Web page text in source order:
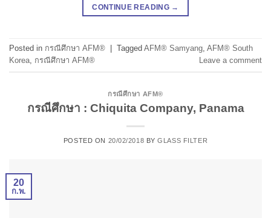
CONTINUE READING →
Posted in กรณีศึกษา AFM® Tagged AFM® Samyang, AFM® South
Korea, กรณีศึกษา AFM® Leave a comment
กรณีศึกษา AFM®
กรณีศึกษา : Chiquita Company, Panama
POSTED ON 20/02/2018 BYGLASS FILTER
20
ก.พ.